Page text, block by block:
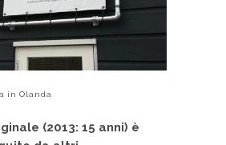
in Olanda
(2013: 15 anni) è